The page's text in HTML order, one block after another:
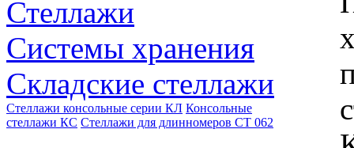
Стеллажи
Системы хранения
Складские стеллажи
Стеллажи консольные серии КЛ Консольные
стеллажи КС Стеллажи для длинномеров СТ 062